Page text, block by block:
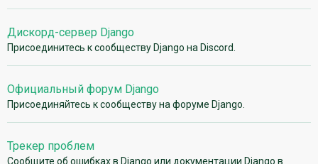
Дискорд-сервер Django
Присоединитесь к сообществу Django на Discord.
Официальный форум Django
Присоединяйтесь к сообществу на форуме Django.
Трекер проблем
Сообщите об ошибках в Django или документации Django в